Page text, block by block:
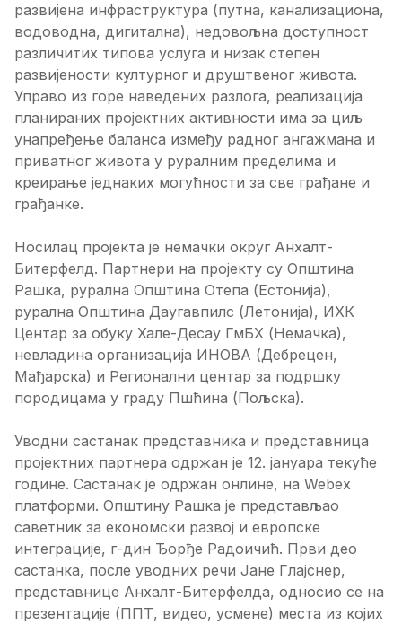
развијена инфраструктура (путна, канализациона,
водоводна, дигитална), недовољна доступност
различитих типова услуга и низак степен
развијености културног и друштвеног живота.
Управо из горе наведених разлога, реализација
планираних пројектних активности има за циљ
унапређење баланса између радног ангажмана и
приватног живота у руралним пределима и
креирање једнаких могућности за све грађане и
грађанке.
Носилац пројекта је немачки округ Анхалт-
Битерфелд. Партнери на пројекту су Општина
Рашка, рурална Општина Отепа (Естонија),
рурална Општина Даугавпилс (Летонија), ИХК
Центар за обуку Хале-Десау ГмБХ (Немачка),
невладина организација ИНОВА (Дебрецен,
Мађарска) и Регионални центар за подршку
породицама у граду Пшћина (Пољска).
Уводни састанак представника и представница
пројектних партнера одржан је 12. јануара текуће
године. Састанак је одржан онлине, на Webex
платформи. Општину Рашка је представљао
саветник за економски развој и европске
интеграције, г-дин Ђорђе Радоичић. Први део
састанка, после уводних речи Јане Глајснер,
представнице Анхалт-Битерфелда, односио се на
презентације (ППТ, видео, усмене) места из којих